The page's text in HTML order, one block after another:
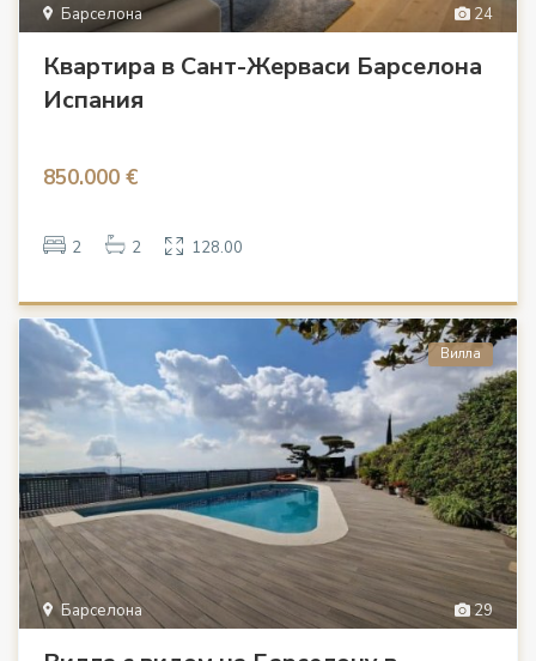
24
Барселона
Квартира в Сант-Жерваси Барселона
Испания
850.000 €
2 2 128.00
29
Барселона
Вилла